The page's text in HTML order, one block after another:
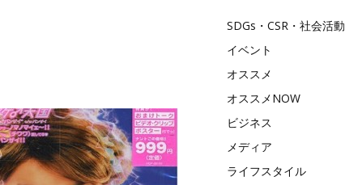
SDGs・CSR・社会活動
イベント
オススメ
オススメNOW
ビジネス
メディア
ライフスタイル